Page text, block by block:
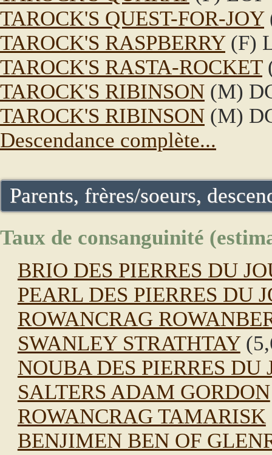
TAROCK'S QUEST-FOR-JOY
TAROCK'S RASPBERRY(F)
TAROCK'S RASTA-ROCKET
TAROCK'S RIBINSON (M)
TAROCK'S RIBINSON (M)
Descendance complète...
Parents, frères/soeurs,
Taux de consanguinité
BRIO DES PIERRES DU
PEARL DES PIERRES DU
ROWANCRAG
SWANLEY STRATHTAY
NOUBA DES PIERRES DU
SALTERS ADAM GORDON
ROWANCRAG TAMARISK
BENJIMEN BEN OF